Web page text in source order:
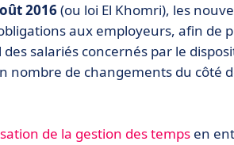
2016(ou loi El Khomri), les
aux employeurs, afin de
salariés concernés par le
nombre de changements du côté
de la gestion des temps en